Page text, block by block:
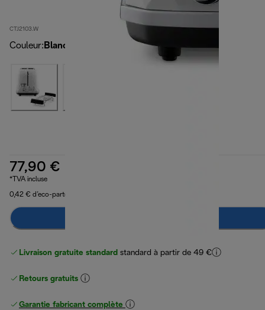
CTJ2103.W
Couleur: Blanc
77,90 €
*TVA incluse
0,42 € d’eco-part
Livraison gratuite standard standard à partir de 49 €
Retours gratuits
Garantie fabricant complète